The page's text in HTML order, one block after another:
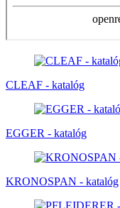
CLEAF - katalóg
EGGER - katalóg
KRONOSPAN - katalóg